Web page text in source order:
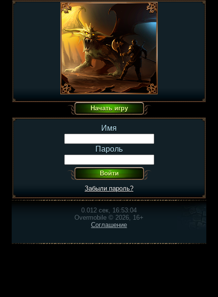
Имя
Пароль
Забыли пароль?
0.012 сек, 16:53:04
Overmobile © 2026, 16+
Соглашение